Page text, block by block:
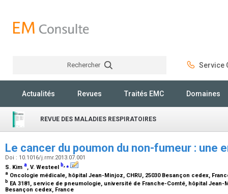
Rechercher Service
Actualités Revues Traités EMC Domaines
REVUE DES MALADIES RESPIRATOIRES
Le cancer du poumon du non-fumeur : une
Doi : 10.1016/j.rmr.2013.07.001
S. Kim a, V. Westeel b,⁎
a Oncologie médicale, hôpital Jean-Minjoz, CHRU, 25030 Besançon cedex,
b EA 3181, service de pneumologie, université de Franche-Comté, hôpital Jean-
Besançon cedex, France